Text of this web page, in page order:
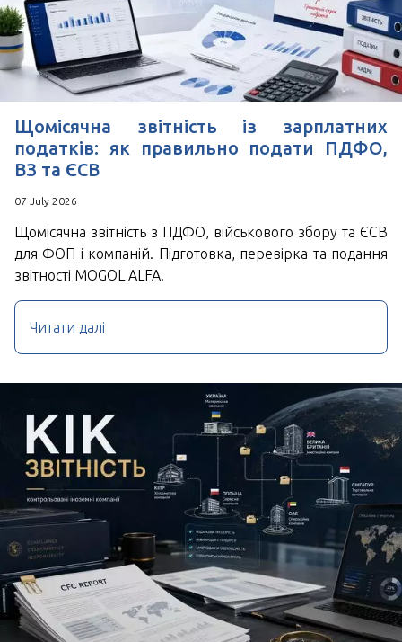
Щомісячна звітність із зарплатних
податків: як правильно подати ПДФО,
ВЗ та ЄСВ
07 July 2026
Щомісячна звітність з ПДФО, військового збору та ЄСВ
для ФОП і компаній. Підготовка, перевірка та подання
звітності MOGOL ALFA.
Читати далі